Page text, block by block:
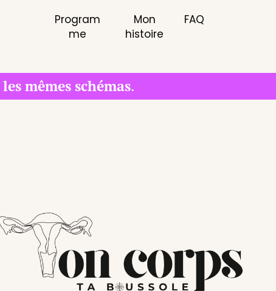
Program
me
Mon
histoire
FAQ
les mêmes schémas.